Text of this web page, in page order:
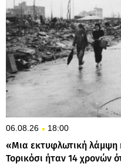
06.08.26 18:00
«Μια εκτυφλωτική
Τορικόσι ήταν 14 χρονών